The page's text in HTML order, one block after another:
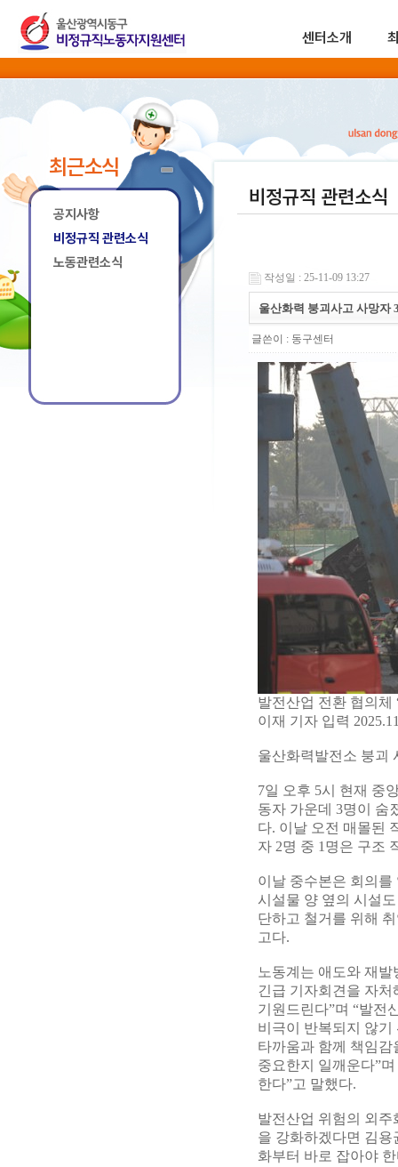
센터소개
최근소식
공지사항
비정규직 관련소식
노동관련소식
비정규직 관련소식
작성일 : 25-11-09 13:27
울산화력 붕괴사고 사망자
글쓴이 : 동구센터
발전산업 전환 협의
이재 기자 입력
울산화력발전소 붕괴
7일 오후 5시 현재 중
동자 가운데 3명이 숨
다. 이날 오전 매몰된
자 2명 중 1명은 구조
이날 중수본은 회의
시설물 양 옆의 시설
단하고 철거를 위해
고다.
노동계는 애도와 재
긴급 기자회견을 자
기원드린다”며 “발전
비극이 반복되지 않기
타까움과 함께 책임감
중요한지 일깨운다”
한다”고 말했다.
발전산업 위험의 외
을 강화하겠다면 김
화부터 바로 잡아야